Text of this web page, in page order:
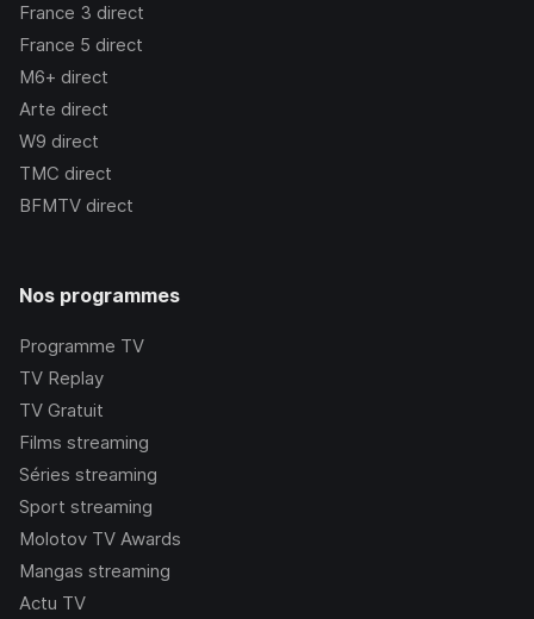
France 3 direct
France 5 direct
M6+ direct
Arte direct
W9 direct
TMC direct
BFMTV direct
Nos programmes
Programme TV
TV Replay
TV Gratuit
Films streaming
Séries streaming
Sport streaming
Molotov TV Awards
Mangas streaming
Actu TV